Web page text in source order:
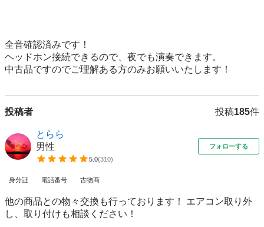
全音確認済みです！
ヘッドホン接続できるので、夜でも演奏できます。
中古品ですのでご理解ある方のみお願いいたします！
投稿者 投稿185件
とらら
男性
5.0(310)
フォローする
身分証 電話番号 古物商
他の商品との物々交換も行っております！ エアコン取り外
し、取り付けも相談ください！